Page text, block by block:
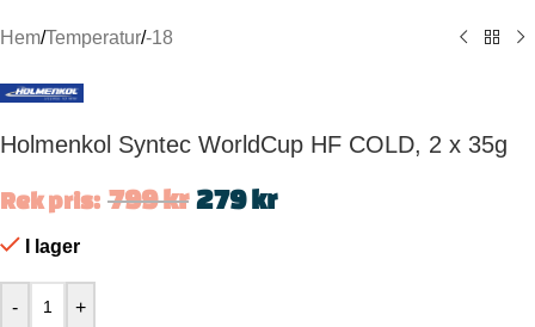
Hem/Temperatur/-18
Holmenkol Syntec WorldCup HF COLD, 2 x 35g
Rek pris: 799kr 279kr
I lager
- +